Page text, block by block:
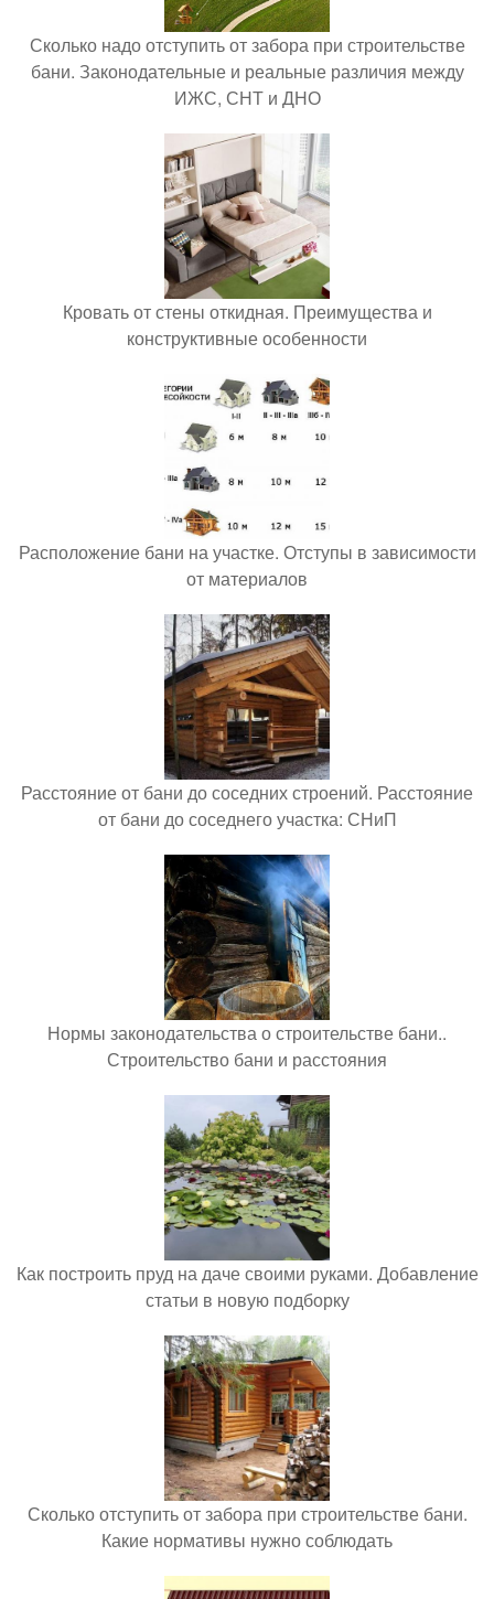
Сколько надо отступить от забора при строительстве
бани. Законодательные и реальные различия между
ИЖС, СНТ и ДНО
Кровать от стены откидная. Преимущества и
конструктивные особенности
Расположение бани на участке. Отступы в зависимости
от материалов
Расстояние от бани до соседних строений. Расстояние
от бани до соседнего участка: СНиП
Нормы законодательства о строительстве бани..
Строительство бани и расстояния
Как построить пруд на даче своими руками. Добавление
статьи в новую подборку
Сколько отступить от забора при строительстве бани.
Какие нормативы нужно соблюдать